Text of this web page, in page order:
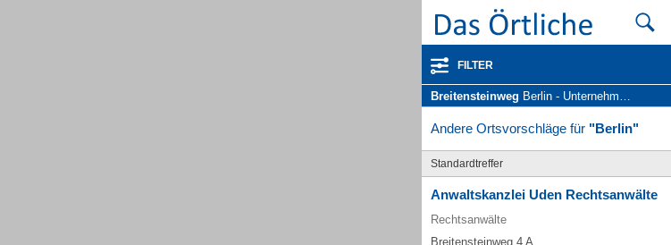
FILTER
Breitensteinweg Berlin - Unternehmen und Personen
Andere Ortsvorschläge für "Berlin"
Standardtreffer
Anwaltskanzlei Uden Rechtsanwälte
Rechtsanwälte
Breitensteinweg 4 A